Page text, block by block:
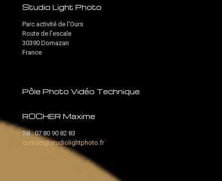
Studio Light Photo
Parc activité de l'Ours
Route de l'escale
30390 Domazan
France
Pôle Photo Vidéo Technique
ROCHER Maxime
Tél :07 80 90 82 83
contact@studiolightphoto.fr